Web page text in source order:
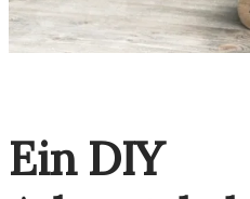
Ein DIY